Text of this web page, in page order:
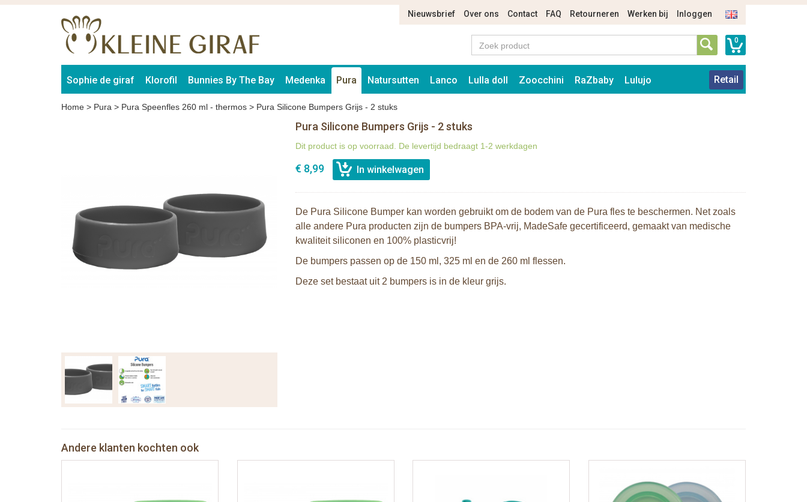
Nieuwsbrief Over ons Contact FAQ Retourneren Werken bij Inloggen
0
Sophie de giraf Klorofil Bunnies By The Bay Medenka Pura Natursutten Lanco Lulla doll Zoocchini RaZbaby Lulujo Retail
Home > Pura > Pura Speenfles 260 ml - thermos > Pura Silicone Bumpers Grijs - 2 stuks
Pura Silicone Bumpers Grijs - 2 stuks
Dit product is op voorraad. De levertijd bedraagt 1-2 werkdagen
€ 8,99
De Pura Silicone Bumper kan worden gebruikt om de bodem van de Pura fles te beschermen. Net zoals
alle andere Pura producten zijn de bumpers BPA-vrij, MadeSafe gecertificeerd, gemaakt van medische
kwaliteit siliconen en 100% plasticvrij!
De bumpers passen op de 150 ml, 325 ml en de 260 ml flessen.
Deze set bestaat uit 2 bumpers is in de kleur grijs.
Andere klanten kochten ook